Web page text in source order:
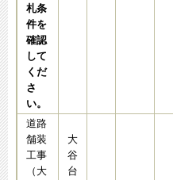
札条
件を
確認
して
くだ
さ
い。
道路
舗装
工事
（大
大
谷
台